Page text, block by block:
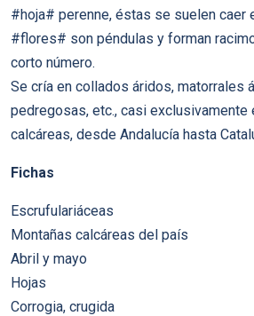
#hoja# perenne, éstas se suelen caer
#flores# son péndulas y forman
corto número.
Se cría en collados áridos, matorrales
pedregosas, etc., casi exclusivamente
calcáreas, desde Andalucía hasta
Fichas
Escrufulariáceas
Montañas calcáreas del país
Abril y mayo
Hojas
Corrogia, crugida